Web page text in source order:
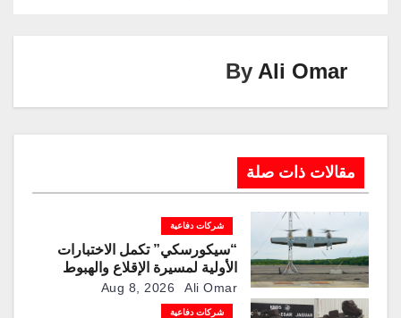
By Ali Omar
مقالات ذات صلة
شركات دفاعية
“سيكورسكي” تكمل الاختبارات
الأولية لمسيرة الإقلاع والهبوط
العمودي “نوماد 100”Aug 8, 2026 Ali Omar
شركات دفاعية